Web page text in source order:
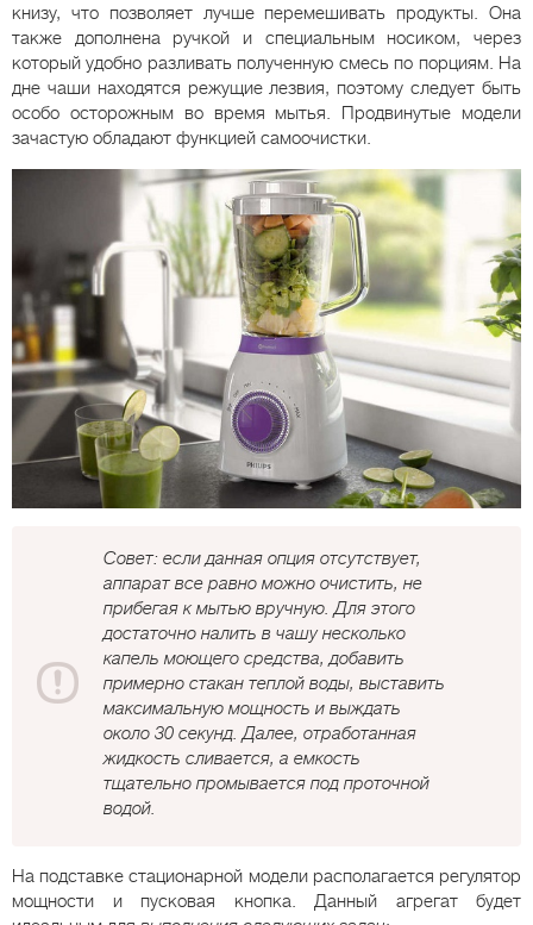
книзу, что позволяет лучше перемешивать продукты. Она
также дополнена ручкой и специальным носиком, через
который удобно разливать полученную смесь по порциям. На
дне чаши находятся режущие лезвия, поэтому следует быть
особо осторожным во время мытья. Продвинутые модели
зачастую обладают функцией самоочистки.
Совет: если данная опция отсутствует,
аппарат все равно можно очистить, не
прибегая к мытью вручную. Для этого
достаточно налить в чашу несколько
капель моющего средства, добавить
примерно стакан теплой воды, выставить
максимальную мощность и выждать
около 30 секунд. Далее, отработанная
жидкость сливается, а емкость
тщательно промывается под проточной
водой.
На подставке стационарной модели располагается регулятор
мощности и пусковая кнопка. Данный агрегат будет